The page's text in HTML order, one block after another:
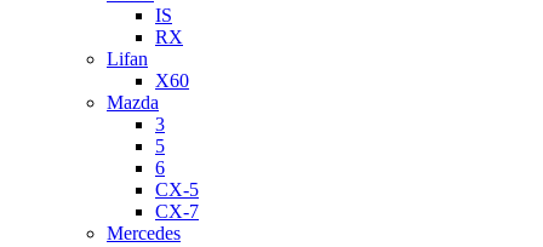
IS
RX
Lifan
X60
Mazda
3
5
6
CX-5
CX-7
Mercedes